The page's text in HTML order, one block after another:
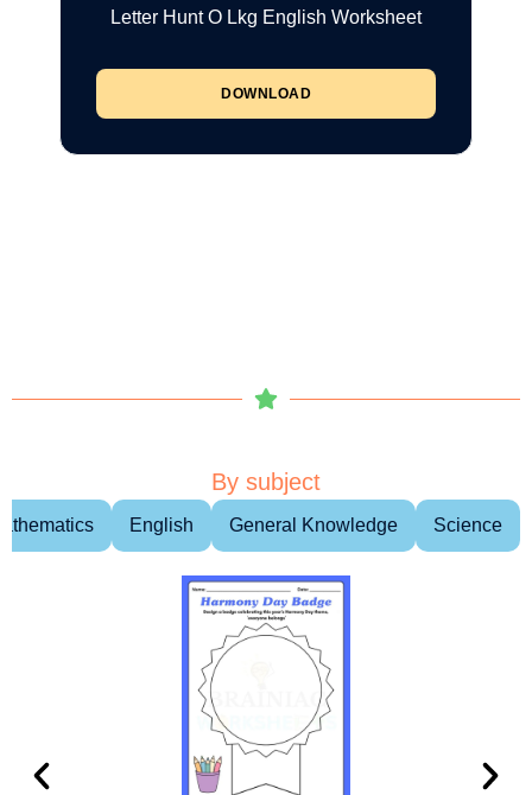
Letter Hunt O Lkg English Worksheet
DOWNLOAD
By subject
English General Knowledge Science